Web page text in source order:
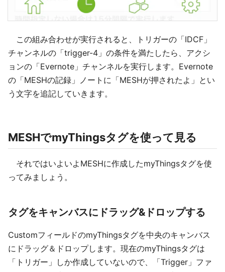
この組み合わせが実行されると、トリガーの「IDCF」
チャンネルの「trigger-4」の条件を満たしたら、アクシ
ョンの「Evernote」チャンネルを実行します。Evernote
の「MESHの記録」ノートに「MESHが押されたよ」とい
う文字を追記していきます。
MESHでmyThingsタグを使って見る
それではいよいよMESHに作成したmyThingsタグを使
ってみましょう。
タグをキャンバスにドラッグ&ドロップする
CustomフィールドのmyThingsタグを中央のキャンバス
にドラッグ＆ドロップします。現在のmyThingsタグは
「トリガー」しか作成していないので、「Trigger」ファ